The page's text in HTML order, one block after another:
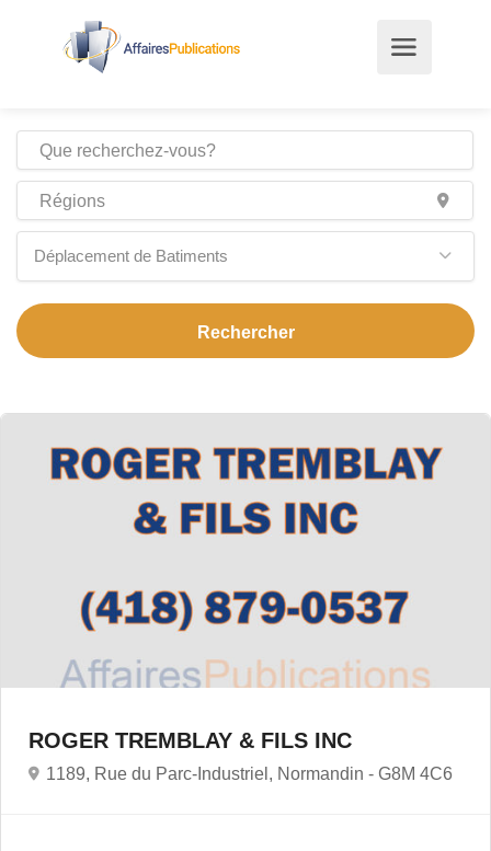
Déplacement de Batiments
ROGER TREMBLAY & FILS INC
1189, Rue du Parc-Industriel, Normandin - G8M 4C6